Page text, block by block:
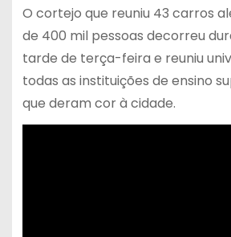
O cortejo que reuniu 43 carros
de 400 mil pessoas decorreu
tarde de terça-feira e reuniu
todas as instituições de ensino
que deram cor à cidade.